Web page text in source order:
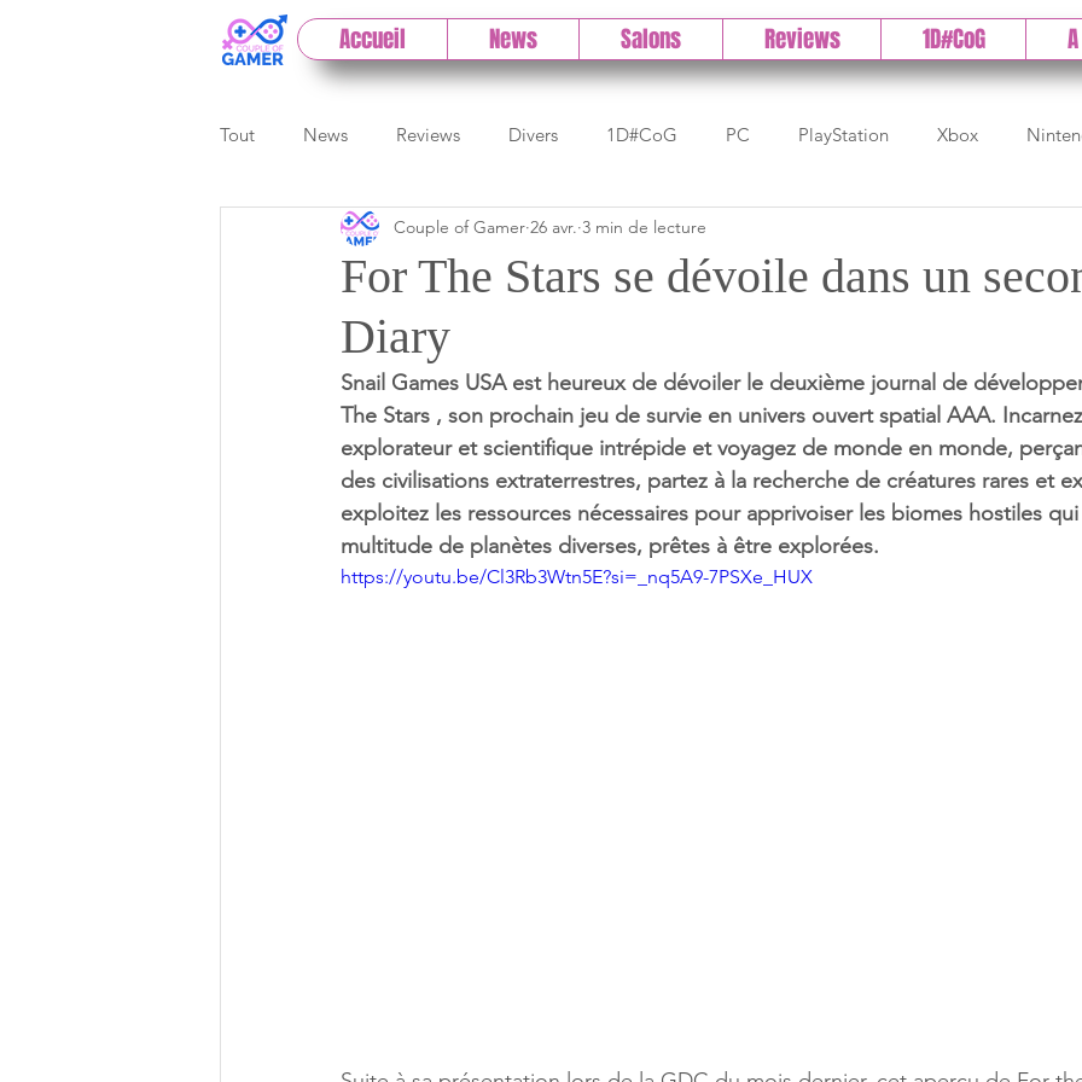
Accueil News Salons Reviews 1D#CoG
Tout News Reviews Divers 1D#CoG PC PlayStation Xbox
Previews Cloud Test indé
Paris Games Week
Actu 1DCoG Test Stadia The Game Awards Balan
For The Stars se dévoile dans un
Diary
Couple of Gamer 26 avr. 3 min de lecture
Snail Games USA est heureux de dévoiler le deuxième journal de
The Stars , son prochain jeu de survie en univers ouvert spatial AAA.
explorateur et scientifique intrépide et voyagez de monde en monde,
des civilisations extraterrestres, partez à la recherche de créatures rares et
exploitez les ressources nécessaires pour apprivoiser les biomes hostiles
multitude de planètes diverses, prêtes à être explorées.
https://youtu.be/Cl3Rb3Wtn5E?si=_nq5A9-7PSXe_HUX